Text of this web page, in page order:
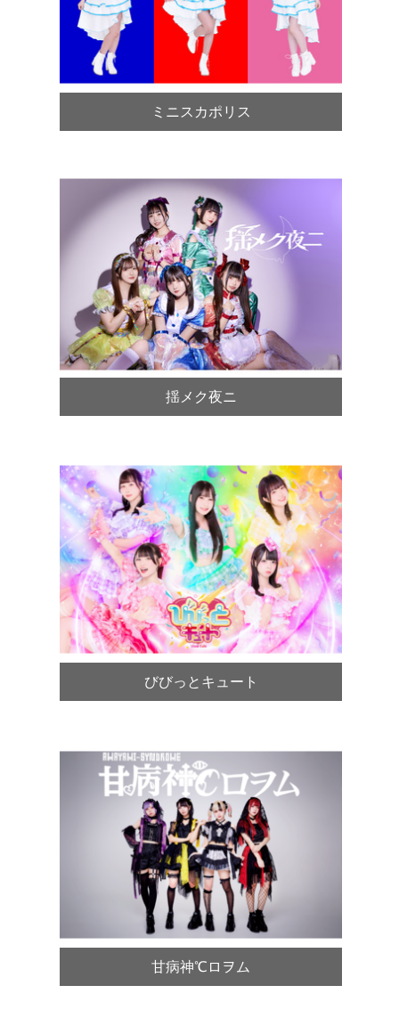
ミニスカポリス
揺メク夜ニ
びびっとキュート
甘病神℃ロヲム